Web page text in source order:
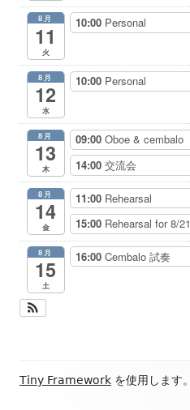
8月
11
火
10:00 Personal
8月
12
水
10:00 Personal
8月
13
木
09:00 Oboe & cembalo
14:00 交流会
8月
14
金
11:00 Rehearsal
15:00 Rehearsal for 8/21
8月
15
土
16:00 Cembalo 試奏
フ
Tiny Framework を使用します。